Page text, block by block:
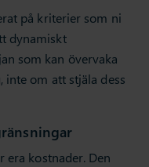
på kriterier som ni
dynamiskt
som kan övervaka
inte om att stjäla dess
era kostnader. Den